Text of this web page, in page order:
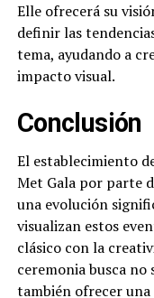
Elle ofrecerá su
definir las
tema, ayudando a
impacto visual.
Conclusión
El establecimiento
Met Gala por parte
una evolución
visualizan estos
clásico con la
ceremonia busca
también ofrecer